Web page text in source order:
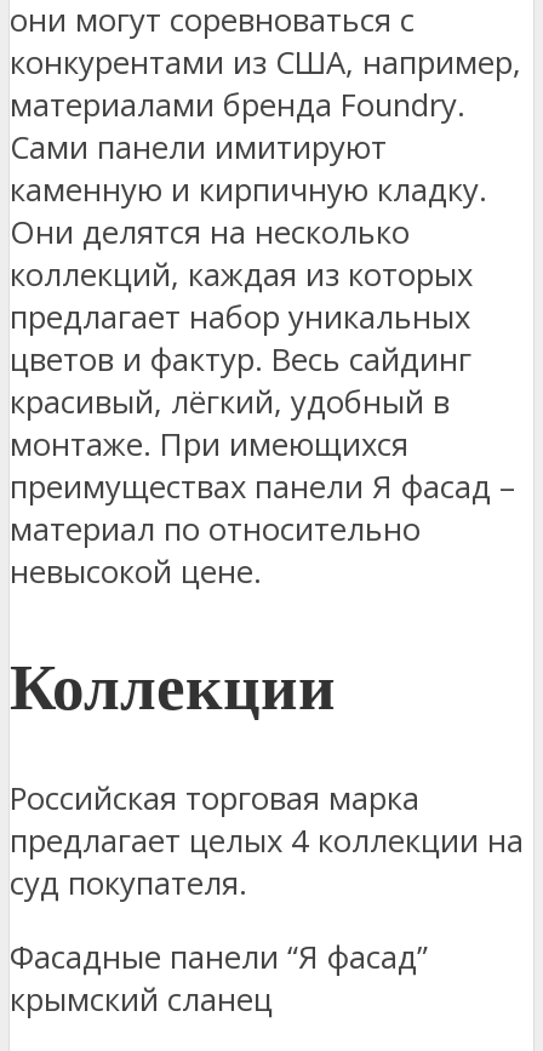
они могут соревноваться с
конкурентами из США, например,
материалами бренда Foundry.
Сами панели имитируют
каменную и кирпичную кладку.
Они делятся на несколько
коллекций, каждая из которых
предлагает набор уникальных
цветов и фактур. Весь сайдинг
красивый, лёгкий, удобный в
монтаже. При имеющихся
преимуществах панели Я фасад –
материал по относительно
невысокой цене.
Коллекции
Российская торговая марка
предлагает целых 4 коллекции на
суд покупателя.
Фасадные панели “Я фасад”
крымский сланец